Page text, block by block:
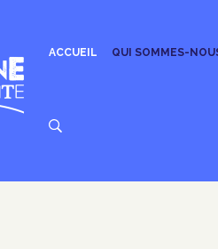
ACCUEIL QUI SOMMES-